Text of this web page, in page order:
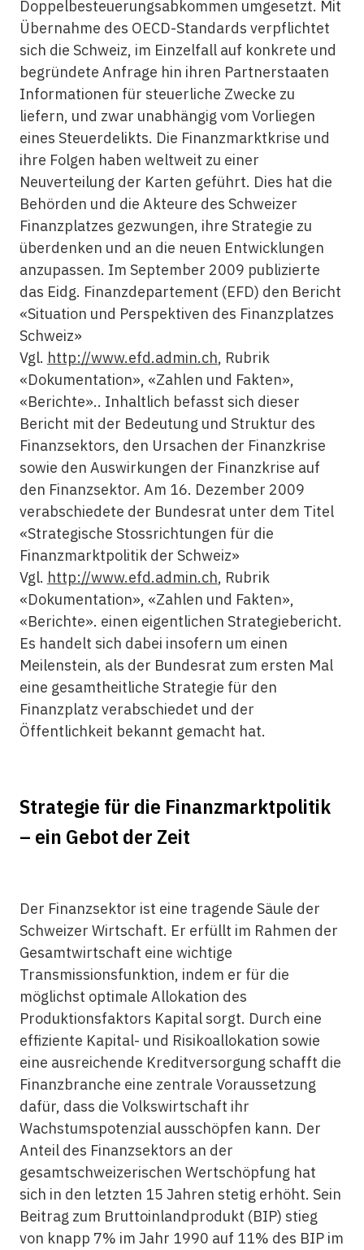
Doppelbesteuerungsabkommen umgesetzt. Mit
Übernahme des OECD-Standards verpflichtet
sich die Schweiz, im Einzelfall auf konkrete und
begründete Anfrage hin ihren Partnerstaaten
Informationen für steuerliche Zwecke zu
liefern, und zwar unabhängig vom Vorliegen
eines Steuerdelikts. Die Finanzmarktkrise und
ihre Folgen haben weltweit zu einer
Neuverteilung der Karten geführt. Dies hat die
Behörden und die Akteure des Schweizer
Finanzplatzes gezwungen, ihre Strategie zu
überdenken und an die neuen Entwicklungen
anzupassen. Im September 2009 publizierte
das Eidg. Finanzdepartement (EFD) den Bericht
«Situation und Perspektiven des Finanzplatzes
Schweiz»
Vgl. http://www.efd.admin.ch, Rubrik
«Dokumentation», «Zahlen und Fakten»,
«Berichte».. Inhaltlich befasst sich dieser
Bericht mit der Bedeutung und Struktur des
Finanzsektors, den Ursachen der Finanzkrise
sowie den Auswirkungen der Finanzkrise auf
den Finanzsektor. Am 16. Dezember 2009
verabschiedete der Bundesrat unter dem Titel
«Strategische Stossrichtungen für die
Finanzmarktpolitik der Schweiz»
Vgl. http://www.efd.admin.ch, Rubrik
«Dokumentation», «Zahlen und Fakten»,
«Berichte». einen eigentlichen Strategiebericht.
Es handelt sich dabei insofern um einen
Meilenstein, als der Bundesrat zum ersten Mal
eine gesamtheitliche Strategie für den
Finanzplatz verabschiedet und der
Öffentlichkeit bekannt gemacht hat.
Strategie für die Finanzmarktpolitik
– ein Gebot der Zeit
Der Finanzsektor ist eine tragende Säule der
Schweizer Wirtschaft. Er erfüllt im Rahmen der
Gesamtwirtschaft eine wichtige
Transmissionsfunktion, indem er für die
möglichst optimale Allokation des
Produktionsfaktors Kapital sorgt. Durch eine
effiziente Kapital- und Risikoallokation sowie
eine ausreichende Kreditversorgung schafft die
Finanzbranche eine zentrale Voraussetzung
dafür, dass die Volkswirtschaft ihr
Wachstumspotenzial ausschöpfen kann. Der
Anteil des Finanzsektors an der
gesamtschweizerischen Wertschöpfung hat
sich in den letzten 15 Jahren stetig erhöht. Sein
Beitrag zum Bruttoinlandprodukt (BIP) stieg
von knapp 7% im Jahr 1990 auf 11% des BIP im